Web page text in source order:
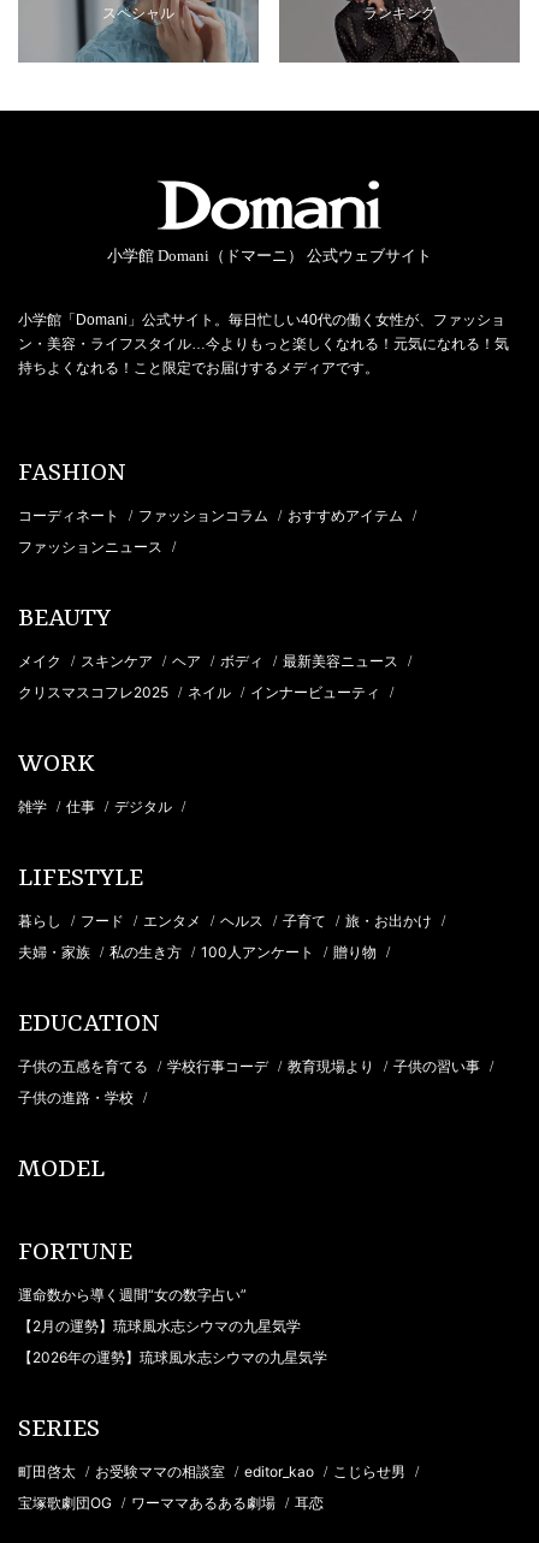
スペシャル ランキング
小学館 Domani（ドマーニ） 公式ウェブサイト
小学館「Domani」公式サイト。毎日忙しい40代の働く女性が、ファッショ
ン・美容・ライフスタイル…今よりもっと楽しくなれる！元気になれる！気
持ちよくなれる！こと限定でお届けするメディアです。
FASHION
コーディネート / ファッションコラム / おすすめアイテム /
ファッションニュース /
BEAUTY
メイク / スキンケア / ヘア / ボディ / 最新美容ニュース /
クリスマスコフレ2025 / ネイル / インナービューティ /
WORK
雑学 / 仕事 / デジタル /
LIFESTYLE
暮らし / フード / エンタメ / ヘルス / 子育て / 旅・お出かけ /
夫婦・家族 / 私の生き方 / 100人アンケート / 贈り物 /
EDUCATION
子供の五感を育てる / 学校行事コーデ / 教育現場より / 子供の習い事 /
子供の進路・学校 /
MODEL
FORTUNE
運命数から導く週間“女の数字占い”
【2月の運勢】琉球風水志シウマの九星気学
【2026年の運勢】琉球風水志シウマの九星気学
SERIES
町田啓太 / お受験ママの相談室 / editor_kao / こじらせ男 /
宝塚歌劇団OG / ワーママあるある劇場 / 耳恋